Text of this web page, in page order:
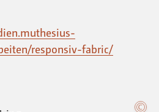
responsiv-fabric/